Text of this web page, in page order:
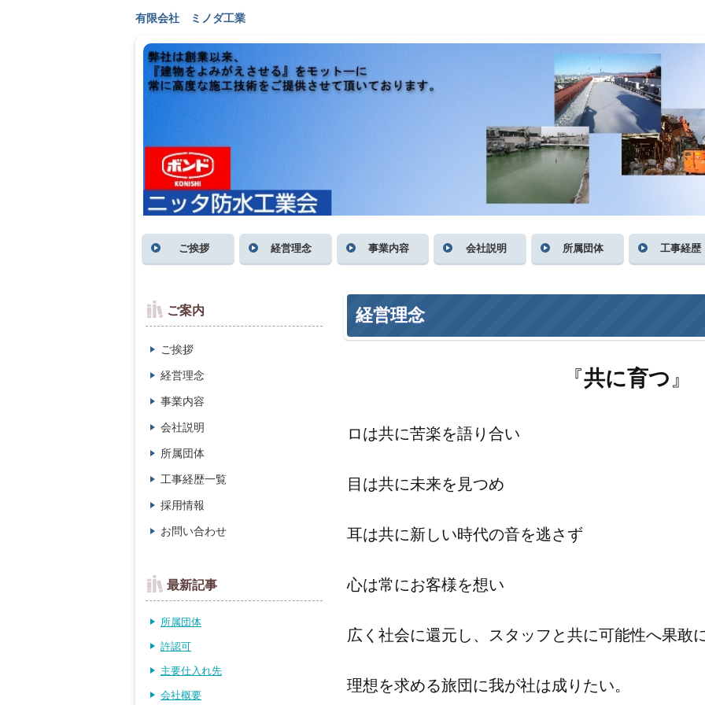
有限会社 ミノダ工業
ご挨拶 経営理念 事業内容 会社説明 所属団体 工事経歴
経営理念
『共に育つ 』
ロは共に苦楽を語り合い
目は共に未来を見つめ
耳は共に新しい時代の音を逃さず
心は常にお客様を想い
広く社会に還元し、スタッフと共に可能性へ果敢
理想を求める旅団に我が社は成りたい。
ご案内
ご挨拶
経営理念
事業内容
会社説明
所属団体
工事経歴一覧
採用情報
お問い合わせ
最新記事
所属団体
許認可
主要仕入れ先
会社概要